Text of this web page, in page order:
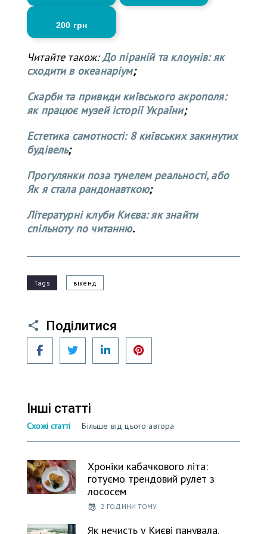
200 грн
Читайте також:До піраній та клоунів: як
сходити в океанаріум;
Скарби та привиди київського акрополя:
як працює музей історії України;
Естетика самотності: 8 київських закинутих
будівель;
Прогулянки поза тунелем реальності, або
Як я стала рандонавткою;
Літературні клуби Києва: як знайти
спільноту по читанню.
Tags вікенд
Поділитися
FacebookTwitter LinkedIn
Інші статті
Схожі статті Більше від цього автора
Хроніки кабачкового літа:
готуємо трендовий рулет з
лососем
2 ГОДИНИ ТОМУ
Як нечисть у Києві панувала.